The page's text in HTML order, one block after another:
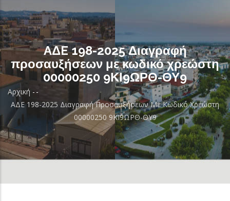
AΔE 198-2025 Διαγραφή
προσαυξήσεων με κωδικό χρεώστη
00000250 9ΚΙ9ΩΡΘ-ΘΥ9
Breadcrumb
Αρχική - -
AΔE 198-2025 Διαγραφή Προσαυξήσεων Με Κωδικό Χρεώστη
00000250 9ΚΙ9ΩΡΘ-ΘΥ9